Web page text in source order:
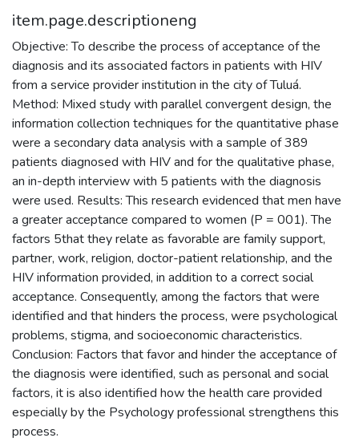
item.page.descriptioneng
Objective: To describe the process of acceptance of the
diagnosis and its associated factors in patients with HIV
from a service provider institution in the city of Tuluá.
Method: Mixed study with parallel convergent design, the
information collection techniques for the quantitative phase
were a secondary data analysis with a sample of 389
patients diagnosed with HIV and for the qualitative phase,
an in-depth interview with 5 patients with the diagnosis
were used. Results: This research evidenced that men have
a greater acceptance compared to women (P = 001). The
factors 5that they relate as favorable are family support,
partner, work, religion, doctor-patient relationship, and the
HIV information provided, in addition to a correct social
acceptance. Consequently, among the factors that were
identified and that hinders the process, were psychological
problems, stigma, and socioeconomic characteristics.
Conclusion: Factors that favor and hinder the acceptance of
the diagnosis were identified, such as personal and social
factors, it is also identified how the health care provided
especially by the Psychology professional strengthens this
process.